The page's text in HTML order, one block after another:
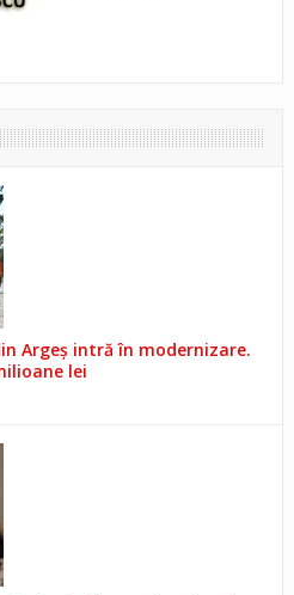
Argeș intră în modernizare.
lei